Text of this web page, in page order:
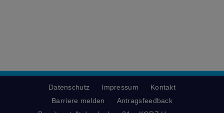
Datenschutz Impressum
Kontakt
Barriere melden
Antragsfeedback